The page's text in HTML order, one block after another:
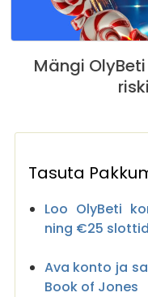
Mängi
Tasuta
Loo OlyBeti
ning €25
Ava konto ja
Book of Jones